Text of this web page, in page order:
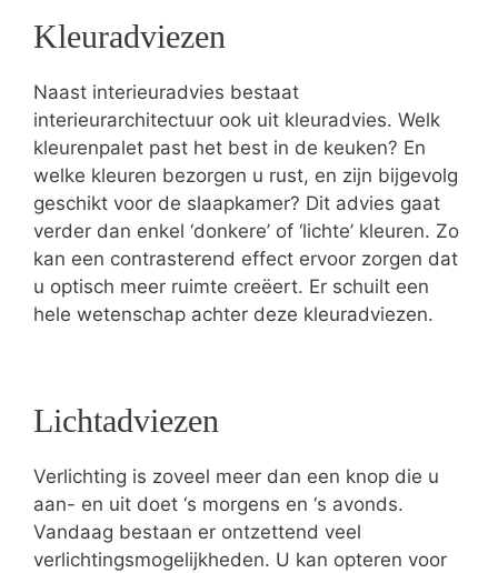
Kleuradviezen
Naast interieuradvies bestaat
interieurarchitectuur ook uit kleuradvies. Welk
kleurenpalet past het best in de keuken? En
welke kleuren bezorgen u rust, en zijn bijgevolg
geschikt voor de slaapkamer? Dit advies gaat
verder dan enkel ‘donkere’ of ‘lichte’ kleuren. Zo
kan een contrasterend effect ervoor zorgen dat
u optisch meer ruimte creëert. Er schuilt een
hele wetenschap achter deze kleuradviezen.
Lichtadviezen
Verlichting is zoveel meer dan een knop die u
aan- en uit doet ‘s morgens en ‘s avonds.
Vandaag bestaan er ontzettend veel
verlichtingsmogelijkheden. U kan opteren voor